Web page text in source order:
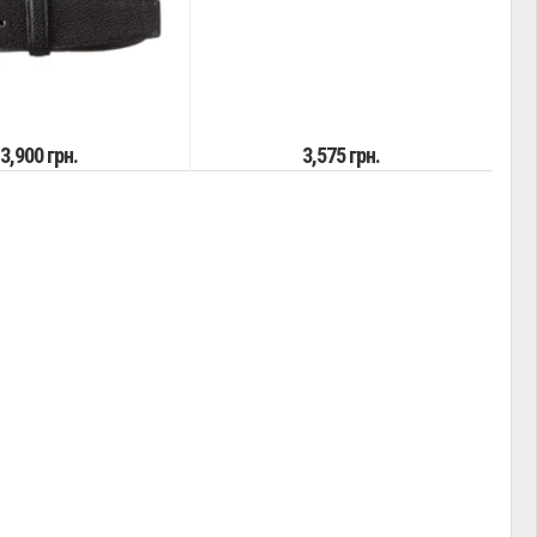
3,900 грн. 3,575 грн.